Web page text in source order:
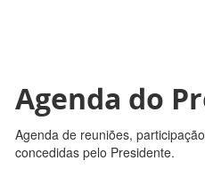
Agenda do
Agenda de reuniões,
concedidas pelo Presidente.